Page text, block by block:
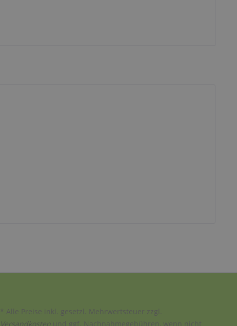
* Alle Preise inkl. gesetzl. Mehrwertsteuer zzgl.
Versandkosten und ggf. Nachnahmegebühren, wenn nicht